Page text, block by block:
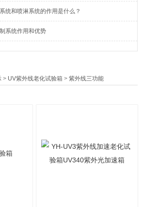
统和喷淋系统的作用是什么？
系统作用和优势
> UV紫外线老化试验箱 >紫外线三功能